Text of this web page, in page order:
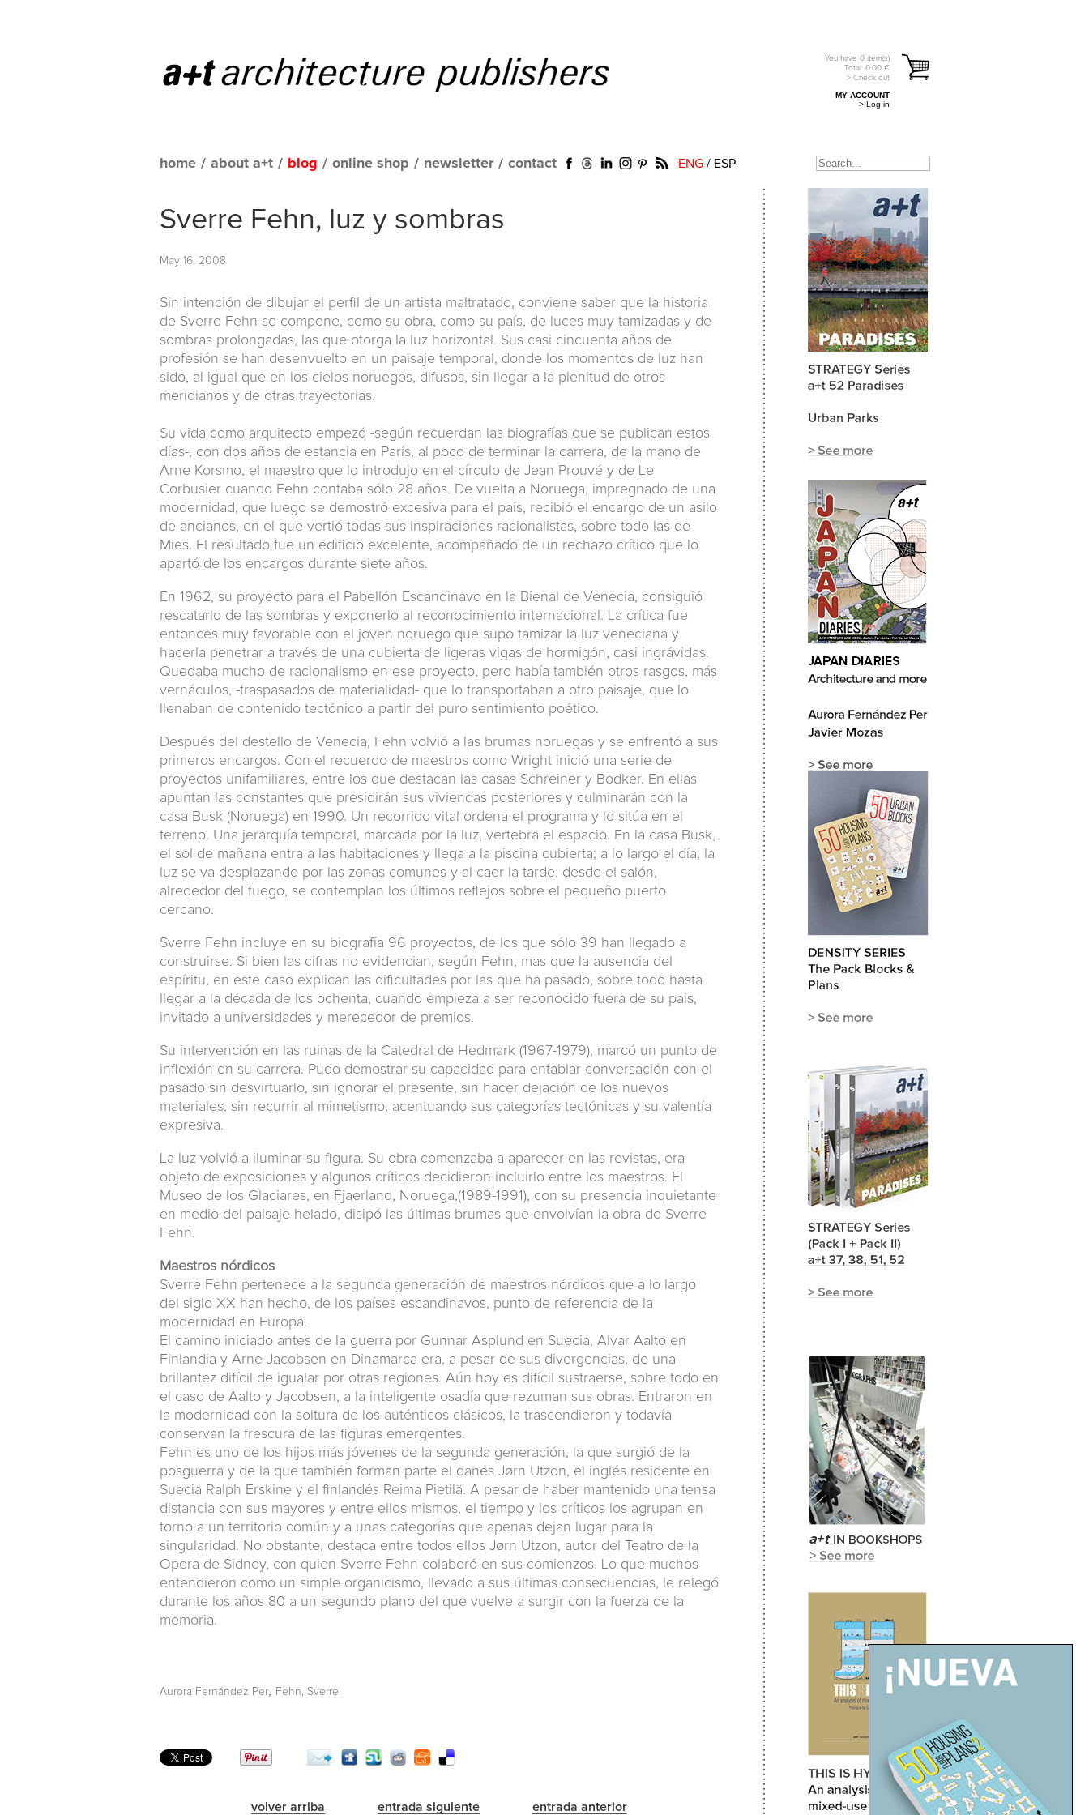
You have 0 item(s)
Total: 0.00 €
> Check out
MY ACCOUNT
> Log in
home / about a+t / blog / online shop / newsletter / contact ENG / ESP
Sverre Fehn, luz y sombras
May 16, 2008
Sin intención de dibujar el perfil de un artista maltratado, conviene saber que la historia
de Sverre Fehn se compone, como su obra, como su país, de luces muy tamizadas y de
sombras prolongadas, las que otorga la luz horizontal. Sus casi cincuenta años de
profesión se han desenvuelto en un paisaje temporal, donde los momentos de luz han
sido, al igual que en los cielos noruegos, difusos, sin llegar a la plenitud de otros
meridianos y de otras trayectorias.
Su vida como arquitecto empezó -según recuerdan las biografías que se publican estos
días-, con dos años de estancia en París, al poco de terminar la carrera, de la mano de
Arne Korsmo, el maestro que lo introdujo en el círculo de Jean Prouvé y de Le
Corbusier cuando Fehn contaba sólo 28 años. De vuelta a Noruega, impregnado de una
modernidad, que luego se demostró excesiva para el país, recibió el encargo de un asilo
de ancianos, en el que vertió todas sus inspiraciones racionalistas, sobre todo las de
Mies. El resultado fue un edificio excelente, acompañado de un rechazo crítico que lo
apartó de los encargos durante siete años.
En 1962, su proyecto para el Pabellón Escandinavo en la Bienal de Venecia, consiguió
rescatarlo de las sombras y exponerlo al reconocimiento internacional. La crítica fue
entonces muy favorable con el joven noruego que supo tamizar la luz veneciana y
hacerla penetrar a través de una cubierta de ligeras vigas de hormigón, casi ingrávidas.
Quedaba mucho de racionalismo en ese proyecto, pero había también otros rasgos, más
vernáculos, -traspasados de materialidad- que lo transportaban a otro paisaje, que lo
llenaban de contenido tectónico a partir del puro sentimiento poético.
Después del destello de Venecia, Fehn volvió a las brumas noruegas y se enfrentó a sus
primeros encargos. Con el recuerdo de maestros como Wright inició una serie de
proyectos unifamiliares, entre los que destacan las casas Schreiner y Bodker. En ellas
apuntan las constantes que presidirán sus viviendas posteriores y culminarán con la
casa Busk (Noruega) en 1990. Un recorrido vital ordena el programa y lo sitúa en el
terreno. Una jerarquía temporal, marcada por la luz, vertebra el espacio. En la casa Busk,
el sol de mañana entra a las habitaciones y llega a la piscina cubierta; a lo largo el día, la
luz se va desplazando por las zonas comunes y al caer la tarde, desde el salón,
alrededor del fuego, se contemplan los últimos reflejos sobre el pequeño puerto
cercano.
Sverre Fehn incluye en su biografía 96 proyectos, de los que sólo 39 han llegado a
construirse. Si bien las cifras no evidencian, según Fehn, mas que la ausencia del
espíritu, en este caso explican las dificultades por las que ha pasado, sobre todo hasta
llegar a la década de los ochenta, cuando empieza a ser reconocido fuera de su país,
invitado a universidades y merecedor de premios.
Su intervención en las ruinas de la Catedral de Hedmark (1967-1979), marcó un punto de
inflexión en su carrera. Pudo demostrar su capacidad para entablar conversación con el
pasado sin desvirtuarlo, sin ignorar el presente, sin hacer dejación de los nuevos
materiales, sin recurrir al mimetismo, acentuando sus categorías tectónicas y su valentía
expresiva.
La luz volvió a iluminar su figura. Su obra comenzaba a aparecer en las revistas, era
objeto de exposiciones y algunos críticos decidieron incluirlo entre los maestros. El
Museo de los Glaciares, en Fjaerland, Noruega,(1989-1991), con su presencia inquietante
en medio del paisaje helado, disipó las últimas brumas que envolvían la obra de Sverre
Fehn.
Maestros nórdicos
Sverre Fehn pertenece a la segunda generación de maestros nórdicos que a lo largo
del siglo XX han hecho, de los países escandinavos, punto de referencia de la
modernidad en Europa.
El camino iniciado antes de la guerra por Gunnar Asplund en Suecia, Alvar Aalto en
Finlandia y Arne Jacobsen en Dinamarca era, a pesar de sus divergencias, de una
brillantez difícil de igualar por otras regiones. Aún hoy es difícil sustraerse, sobre todo en
el caso de Aalto y Jacobsen, a la inteligente osadía que rezuman sus obras. Entraron en
la modernidad con la soltura de los auténticos clásicos, la trascendieron y todavía
conservan la frescura de las figuras emergentes.
Fehn es uno de los hijos más jóvenes de la segunda generación, la que surgió de la
posguerra y de la que también forman parte el danés Jørn Utzon, el inglés residente en
Suecia Ralph Erskine y el finlandés Reima Pietilä. A pesar de haber mantenido una tensa
distancia con sus mayores y entre ellos mismos, el tiempo y los críticos los agrupan en
torno a un territorio común y a unas categorías que apenas dejan lugar para la
singularidad. No obstante, destaca entre todos ellos Jørn Utzon, autor del Teatro de la
Opera de Sidney, con quien Sverre Fehn colaboró en sus comienzos. Lo que muchos
entendieron como un simple organicismo, llevado a sus últimas consecuencias, le relegó
durante los años 80 a un segundo plano del que vuelve a surgir con la fuerza de la
memoria.
Aurora Fernández Per, Fehn, Sverre
volver arriba entrada siguiente entrada anterior